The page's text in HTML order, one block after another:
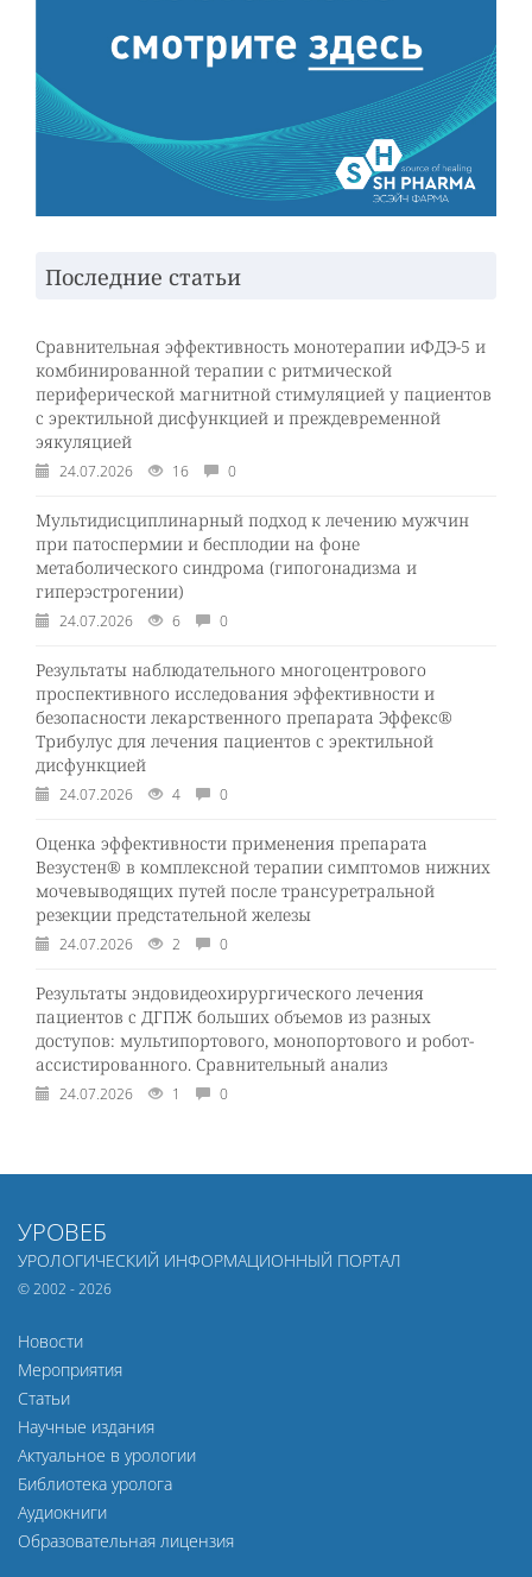
Последние статьи
Сравнительная эффективность монотерапии иФДЭ-5 и
комбинированной терапии с ритмической
периферической магнитной стимуляцией у пациентов
с эректильной дисфункцией и преждевременной
эякуляцией
24.07.2026 16 0
Мультидисциплинарный подход к лечению мужчин
при патоспермии и бесплодии на фоне
метаболического синдрома (гипогонадизма и
гиперэстрогении)
24.07.2026 6 0
Результаты наблюдательного многоцентрового
проспективного исследования эффективности и
безопасности лекарственного препарата Эффекс®
Трибулус для лечения пациентов с эректильной
дисфункцией
24.07.2026 4 0
Оценка эффективности применения препарата
Везустен® в комплексной терапии симптомов нижних
мочевыводящих путей после трансуретральной
резекции предстательной железы
24.07.2026 2 0
Результаты эндовидеохирургического лечения
пациентов с ДГПЖ больших объемов из разных
доступов: мультипортового, монопортового и робот-
ассистированного. Сравнительный анализ
24.07.2026 1 0
УРОВЕБ
УРОЛОГИЧЕСКИЙ ИНФОРМАЦИОННЫЙ ПОРТАЛ
© 2002 - 2026
Новости
Мероприятия
Статьи
Научные издания
Актуальное в урологии
Библиотека уролога
Аудиокниги
Образовательная лицензия